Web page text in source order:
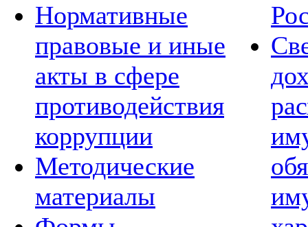
Нормативные
правовые и иные
акты в сфере
противодействия
коррупции
Методические
материалы